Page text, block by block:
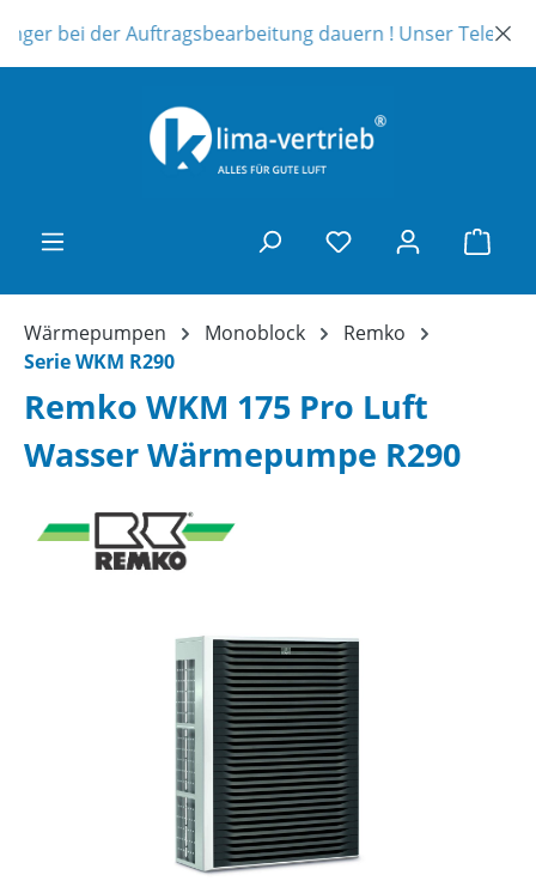
Zum Hauptinhalt springen
bei der Auftragsbearbeitung dauern ! Unser
Wärmepumpen Monoblock
Remko
Serie WKM R290
Remko WKM 175 Pro Luft
Wasser Wärmepumpe R290
Bildergalerie überspringen